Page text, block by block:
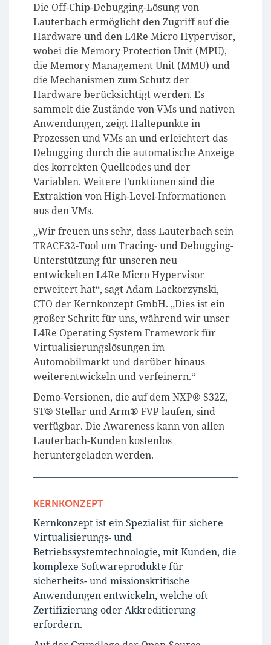
Die Off-Chip-Debugging-Lösung von
Lauterbach ermöglicht den Zugriff auf die
Hardware und den L4Re Micro Hypervisor,
wobei die Memory Protection Unit (MPU),
die Memory Management Unit (MMU) und
die Mechanismen zum Schutz der
Hardware berücksichtigt werden. Es
sammelt die Zustände von VMs und nativen
Anwendungen, zeigt Haltepunkte in
Prozessen und VMs an und erleichtert das
Debugging durch die automatische Anzeige
des korrekten Quellcodes und der
Variablen. Weitere Funktionen sind die
Extraktion von High-Level-Informationen
aus den VMs.
„Wir freuen uns sehr, dass Lauterbach sein
TRACE32-Tool um Tracing- und Debugging-
Unterstützung für unseren neu
entwickelten L4Re Micro Hypervisor
erweitert hat“, sagt Adam Lackorzynski,
CTO der Kernkonzept GmbH. „Dies ist ein
großer Schritt für uns, während wir unser
L4Re Operating System Framework für
Virtualisierungslösungen im
Automobilmarkt und darüber hinaus
weiterentwickeln und verfeinern.“
Demo-Versionen, die auf dem NXP® S32Z,
ST® Stellar und Arm® FVP laufen, sind
verfügbar. Die Awareness kann von allen
Lauterbach-Kunden kostenlos
heruntergeladen werden.
KERNKONZEPT
Kernkonzept ist ein Spezialist für sichere
Virtualisierungs- und
Betriebssystemtechnologie, mit Kunden, die
komplexe Softwareprodukte für
sicherheits- und missionskritische
Anwendungen entwickeln, welche oft
Zertifizierung oder Akkreditierung
erfordern.